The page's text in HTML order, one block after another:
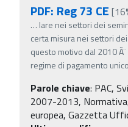
PDF: Reg 73 CE
… lare nei settori dei
certa misura nei settori
questo motivo dal 2010
regime di pagamento
Parole chiave: PAC,
2007-2013,
europea, Gazzetta